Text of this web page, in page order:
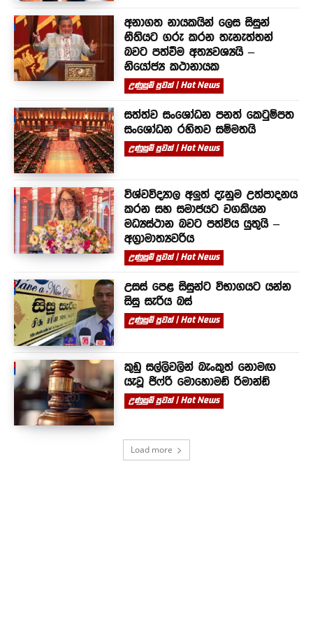
අනාගත නායකයින් ලෙස සිසුන්
නීතියට ගරු කරන තැනැත්තන්
බවට පත්වීම අත්‍යවශ්‍යයි –
නියෝජ්‍ය කථානායක
උණුසුම් පුවත් | Hot News
සත්ත්ව සංශෝධන පනත් කෙටුම්පත
සංශෝධන රහිතව සම්මතයි
උණුසුම් පුවත් | Hot News
විශ්වවිද්‍යාල අලුත් දැනුම උත්පාදනය
කරන සහ සමාජයට වගකියන
මධ්‍යස්ථාන බවට පත්විය යුතුයි –
අග්‍රාමාත්‍යවරිය
උණුසුම් පුවත් | Hot News
උසස් පෙළ සිසුන්ට විභාගයට යන්න
සිසු සැරිය බස්
උණුසුම් පුවත් | Hot News
කුඩු සල්ලිවලින් බැංකුත් නොමඟ
යැවූ ජිෆ්රි මොහොමඩ් රිමාන්ඩ්
උණුසුම් පුවත් | Hot News
Load more